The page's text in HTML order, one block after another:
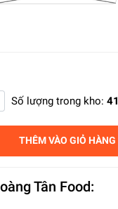
Số lượng trong kho: 41
THÊM VÀO GIỎ HÀNG
Tân Food: